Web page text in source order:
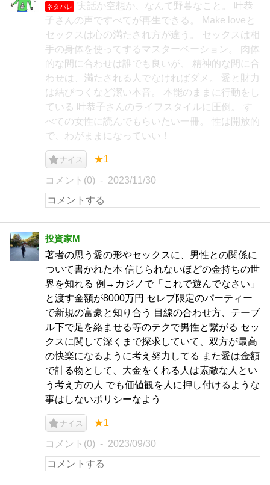
ネタバレ
実話か空想か、なんて野暮なこと。 叶恭
子さんの声ですべてが再生できる。 Make loveと
セックスは心の満たされ方が違う。 セックスは相
手の身体を使ってするマスターベーション。 肉体
的な間に合わせは誰でも良いが、 精神的な間に合
わせは、満たされる人でなければダメ。 愛と財力
は結びつくなど潔い本音。 本能のままに行動をし
ている 叶恭子さんのライフスタイルに圧倒。 す
べての女性に読んでもらいたい一冊。 性は開放的
で、わがままになっていい！
ナイス ★1
コメント(0) 2023/11/30
投資家M
著者の思う愛の形やセックスに、男性との関係に
ついて書かれた本 信じられないほどの金持ちの世
界を知れる 例→カジノで「これで遊んでなさい」
と渡す金額が8000万円 セレブ限定のパーティー
で新規の富豪と知り合う 目線の合わせ方、テーブ
ル下で足を絡ませる等のテクで男性と繋がる セッ
クスに関して深くまで探求していて、双方が最高
の快楽になるように考え努力してる また愛は金額
で計る物として、大金をくれる人は素敵な人とい
う考え方の人 でも価値観を人に押し付けるような
事はしないポリシーなよう
ナイス ★1
コメント(0) 2023/09/30